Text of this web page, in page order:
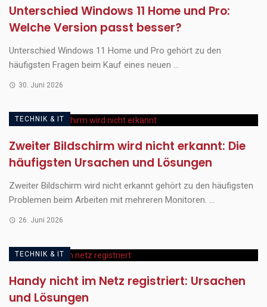
Unterschied Windows 11 Home und Pro:
Welche Version passt besser?
Unterschied Windows 11 Home und Pro gehört zu den
häufigsten Fragen beim Kauf eines neuen ...
30. Juni 2026
TECHNIK & IT
Zweiter Bildschirm wird nicht erkannt: Die
häufigsten Ursachen und Lösungen
Zweiter Bildschirm wird nicht erkannt gehört zu den häufigsten
Problemen beim Arbeiten mit mehreren Monitoren. ...
26. Juni 2026
TECHNIK & IT
Handy nicht im Netz registriert: Ursachen
und Lösungen